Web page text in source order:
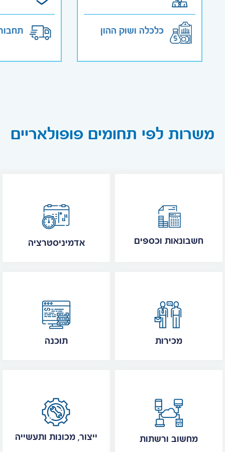
כלכלה ושוק ההון
משרות לפי תחומים פופולאריים
אדמיניסטרציה חשבונאות וכספים
תוכנה מכירות
ייצור, מכונות ותעשייה מחשוב ורשתות